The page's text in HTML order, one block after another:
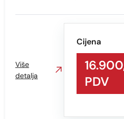
Cijena
PDV
Više
detalja